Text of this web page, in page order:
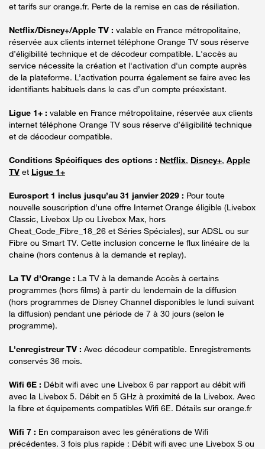
et tarifs sur orange.fr. Perte de la remise en cas de résiliation.
Netflix/Disney+/Apple TV : valable en France métropolitaine,
réservée aux clients internet téléphone Orange TV sous réserve
d’éligibilité technique et de décodeur compatible. L'accès au
service nécessite la création et l'activation d'un compte auprès
de la plateforme. L’activation pourra également se faire avec les
identifiants habituels dans le cas d’un compte préexistant.
Ligue 1+ : valable en France métropolitaine, réservée aux clients
internet téléphone Orange TV sous réserve d’éligibilité technique
et de décodeur compatible.
Conditions Spécifiques des options : Netflix, Disney+, Apple
TV et Ligue 1+
Eurosport 1 inclus jusqu’au 31 janvier 2029 : Pour toute
nouvelle souscription d’une offre Internet Orange éligible (Livebox
Classic, Livebox Up ou Livebox Max, hors
Cheat_Code_Fibre_18_26 et Séries Spéciales), sur ADSL ou sur
Fibre ou Smart TV. Cette inclusion concerne le flux linéaire de la
chaine (hors contenus à la demande et replay).
La TV d'Orange : La TV à la demande Accès à certains
programmes (hors films) à partir du lendemain de la diffusion
(hors programmes de Disney Channel disponibles le lundi suivant
la diffusion) pendant une période de 7 à 30 jours (selon le
programme).
L'enregistreur TV : Avec décodeur compatible. Enregistrements
conservés 36 mois.
Wifi 6E : Débit wifi avec une Livebox 6 par rapport au débit wifi
avec la Livebox 5. Débit en 5 GHz à proximité de la Livebox. Avec
la fibre et équipements compatibles Wifi 6E. Détails sur orange.fr
Wifi 7 : En comparaison avec les générations de Wifi
précédentes. 3 fois plus rapide : Débit wifi avec une Livebox S ou